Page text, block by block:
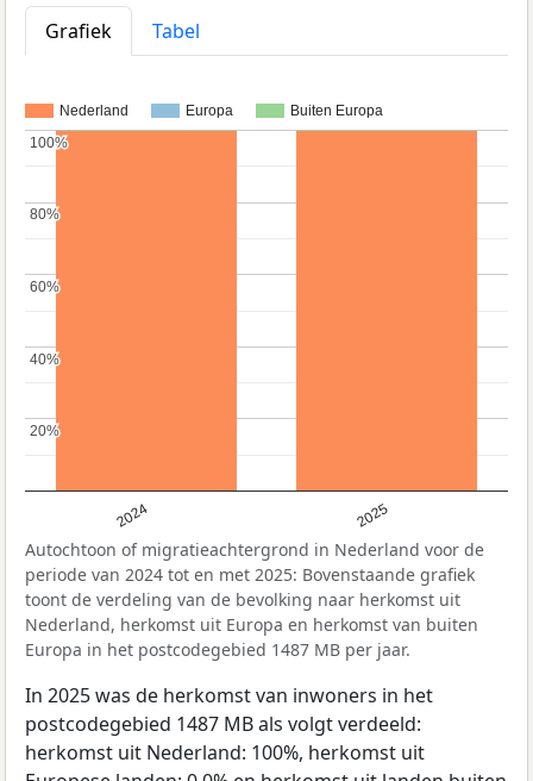
Grafiek
Tabel
Nederland Europa Buiten Europa
2024 2025
20%
20%
40%
40%
60%
60%
80%
80%
100%
100%
Autochtoon of migratieachtergrond in Nederland voor de
periode van 2024 tot en met 2025: Bovenstaande grafiek
toont de verdeling van de bevolking naar herkomst uit
Nederland, herkomst uit Europa en herkomst van buiten
Europa in het postcodegebied 1487 MB per jaar.
In 2025 was de herkomst van inwoners in het
postcodegebied 1487 MB als volgt verdeeld:
herkomst uit Nederland: 100%, herkomst uit